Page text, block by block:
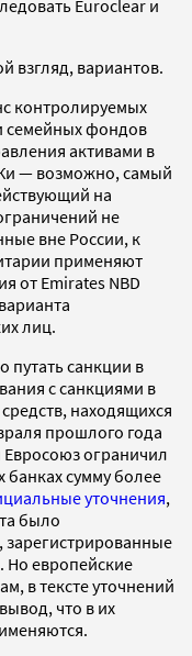
Euroclear и
взгляд, вариантов.
контролируемых
семейных фондов
активами в
— возможно, самый
на
не
вне России, к
применяют
от Emirates NBD
лиц.
путать санкции в
с санкциями в
находящихся
прошлого года
ограничил
банках сумму более
уточнения,
было
зарегистрированные
Но европейские
в тексте уточнений
что в их